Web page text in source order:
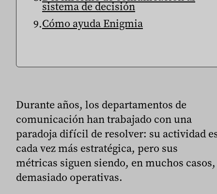
sistema de decisión
Cómo ayuda Enigmia
Durante años, los departamentos de
comunicación han trabajado con una
paradoja difícil de resolver: su actividad
cada vez más estratégica, pero sus
métricas siguen siendo, en muchos casos,
demasiado operativas.